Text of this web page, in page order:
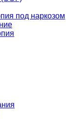
под наркозом